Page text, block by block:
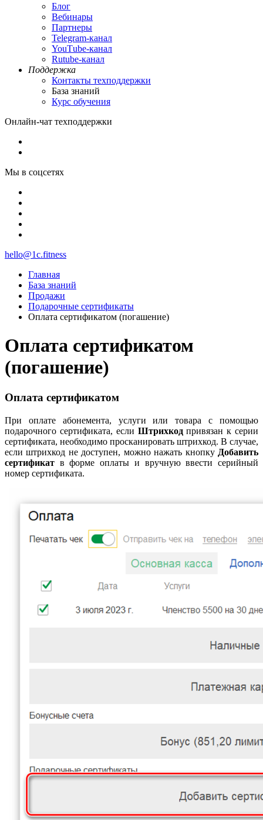
Блог
Вебинары
Партнеры
Теlegram-канал
YouТube-канал
Rutube-канал
Поддержка
Контакты техподдержки
База знаний
Курс обучения
Онлайн-чат техподдержки
Мы в соцсетях
hello@1c.fitness
Главная
База знаний
Продажи
Подарочные сертификаты
Оплата сертификатом (погашение)
Оплата сертификатом
(погашение)
Оплата сертификатом
При оплате абонемента, услуги или товара с помощью
подарочного сертификата, если Штрихкодпривязан к серии
сертификата, необходимо просканировать штрихкод. В случае,
если штрихкод не доступен, можно нажать кнопку Добавить
сертификат в форме оплаты и вручную ввести серийный
номер сертификата.